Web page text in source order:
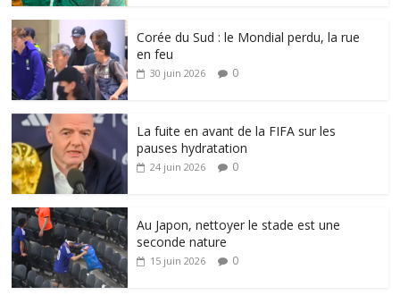
Corée du Sud : le Mondial perdu, la rue
en feu
30 juin 2026 0
La fuite en avant de la FIFA sur les
pauses hydratation
24 juin 2026 0
Au Japon, nettoyer le stade est une
seconde nature
15 juin 2026 0